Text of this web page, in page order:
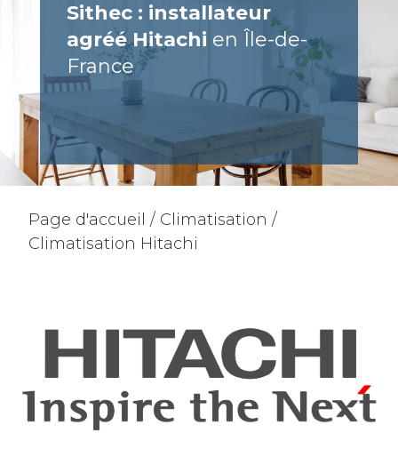
Sithec : installateur
agréé Hitachi en Île-de-
France
Page d'accueil / Climatisation /
Climatisation Hitachi